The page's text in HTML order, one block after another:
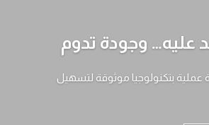
عليه… وجودة تدوم
عملية بتكنولوجيا موثوقة لتسهيل